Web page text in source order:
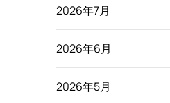
2026年7月
2026年6月
2026年5月